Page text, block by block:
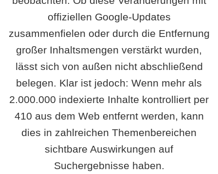
offiziellen Google-Updates
zusammenfielen oder durch die Entfernung
großer Inhaltsmengen verstärkt wurden,
lässt sich von außen nicht abschließend
belegen. Klar ist jedoch: Wenn mehr als
2.000.000 indexierte Inhalte kontrolliert per
410 aus dem Web entfernt werden, kann
dies in zahlreichen Themenbereichen
sichtbare Auswirkungen auf
Suchergebnisse haben.